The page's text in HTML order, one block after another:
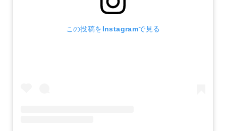
この投稿をInstagramで見る